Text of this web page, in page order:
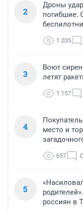
2
Дроны
погибшие:
1 205
3
Воют
летят
1 157
4
место и
657
5
россиян в